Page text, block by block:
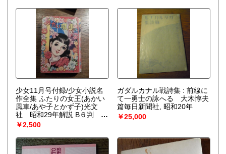
少女11月号付録/少女小説名
作全集 ふたりの女王(あかい
風車/あや子とかず子)光文
社 昭和29年解説 B６判
256p
￥2,500
ガダルカナル戦詩集 : 前線に
て一勇士の詠へる 大木惇夫
篇毎日新聞社, 昭和20年
￥25,000